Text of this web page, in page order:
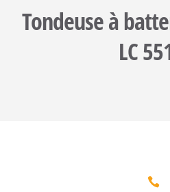
Tondeuse à
LC
